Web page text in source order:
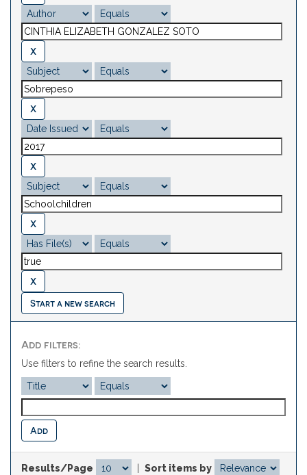
Start a new search
Add filters:
Use filters to refine the search results.
Results/Page
Sort items by